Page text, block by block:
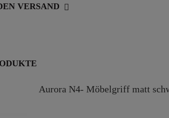
VERSAND
Aurora N4- Möbelgriff matt